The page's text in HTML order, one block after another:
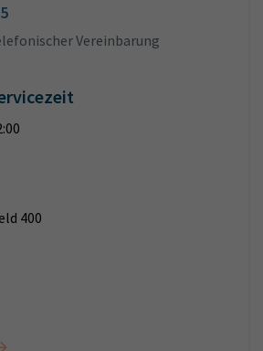
Vereinbarung
400